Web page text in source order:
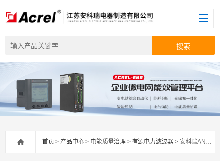
首页 >产品中心 > 电能质量治理 >有源电力滤波器 > 安科瑞ANAPF低压配电系统有源电力滤波器